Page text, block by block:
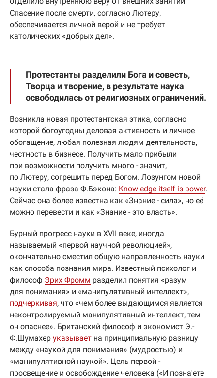
Спасение после смерти, согласно Лютеру,
обеспечивается личной верой и не требует
католических «добрых дел».
Протестанты разделили Бога и совесть,
Творца и творение, в результате наука
освободилась от религиозных ограничений.
Возникла новая протестантская этика, согласно
которой богоугодны деловая активность и личное
обогащение, любая полезная людям деятельность,
честность в бизнесе. Получить мало прибыли
при возможности получить много - значит,
по Лютеру, согрешить перед Богом. Лозунгом новой
науки стала фраза Ф.Бэкона: Knowledge itself is power.
Сейчас она более известна как «Знание - сила», но её
можно перевести и как «Знание - это власть».
Бурный прогресс науки в XVII веке, иногда
называемый «первой научной революцией»,
окончательно сместил общую направленность науки
как способа познания мира. Известный психолог и
философ Эрих Фромм разделил понятия «разум
для понимания» и «манипулятивный интеллект»,
подчеркивая, что «чем более выдающимся является
неконтролируемый манипулятивный интеллект, тем
он опаснее». Британский философ и экономист Э.-
Ф.Шумахер указывает на принципиальную разницу
между «наукой для понимания» (мудростью) и
«манипулятивной наукой». Цель первой -
просвещение и освобождение человека («И позна'ете